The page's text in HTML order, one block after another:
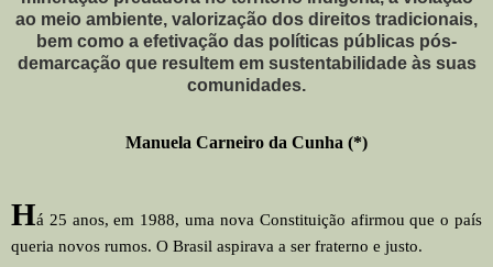
ao meio ambiente, valorização dos direitos tradicionais,
bem como a efetivação das políticas públicas pós-
demarcação que resultem em sustentabilidade às suas
comunidades.
Manuela Carneiro da Cunha (*)
Há 25 anos, em 1988, uma nova Constituição afirmou que o país
queria novos rumos. O Brasil aspirava a ser fraterno e justo.